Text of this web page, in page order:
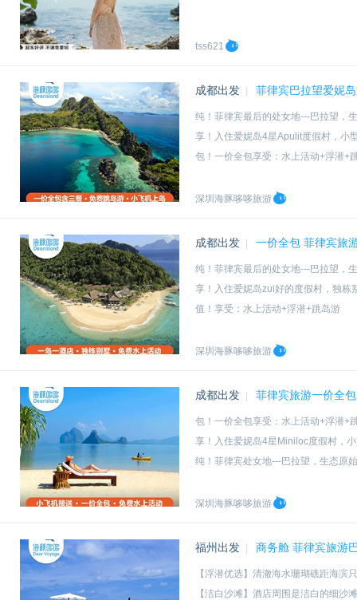
tss621
成都出发 菲律宾巴拉望爱妮
纯！菲律宾最后的处女地---巴拉望，
享！入住爱妮岛4星Apulit度假村，小
包！一价全包享受：水上活动+浮潜+
深圳海豚哆哆旅游
成都出发 一价全包 菲律宾旅
纯！菲律宾最后的处女地---巴拉望，
享！入住爱妮岛zui好的度假村，独栋
值！享受：水上活动+浮潜+跳岛游
深圳海豚哆哆旅游
成都出发 菲律宾旅游一价全
包！一价全包享受：水上活动+浮潜+
享！入住爱妮岛4星Miniloc度假村，
纯！菲律宾处女地---巴拉望，生态原
深圳海豚哆哆旅游
福州出发 商务舱 菲律宾旅游
【浮潜优选】清澈海水珊瑚礁距海滨
【洁白沙滩】酒店周围是洁白的细沙